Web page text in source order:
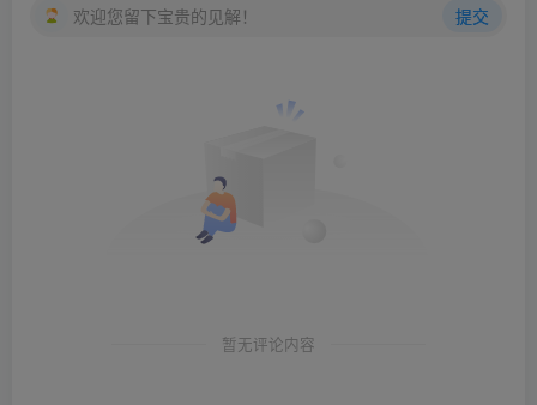
欢迎您留下宝贵的见解！ 提交
暂无评论内容